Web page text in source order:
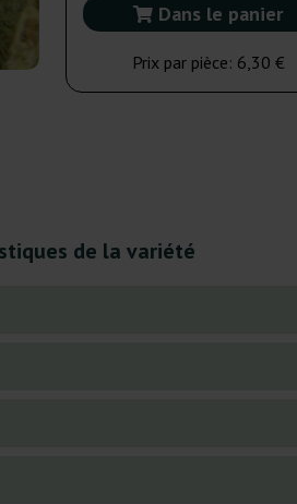
Dans le panier
Prix par pièce: 6,30 €
de la variété